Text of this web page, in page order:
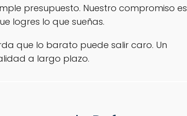
presupuesto. Nuestro compromiso es
logres lo que sueñas.
que lo barato puede salir caro. Un
a largo plazo.